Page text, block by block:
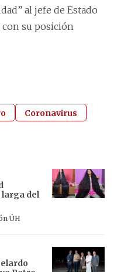
al jefe de Estado
su posición
Coronavirus
larga del
ÚH